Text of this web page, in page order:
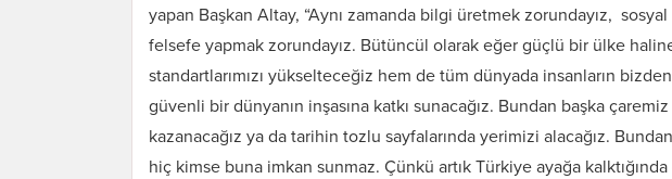
yapan Başkan Altay, “Aynı zamanda bilgi üretmek zorundayız,
felsefe yapmak zorundayız. Bütüncül olarak eğer güçlü bir ülke
standartlarımızı yükselteceğiz hem de tüm dünyada insanların
güvenli bir dünyanın inşasına katkı sunacağız. Bundan başka
kazanacağız ya da tarihin tozlu sayfalarında yerimizi alacağız.
hiç kimse buna imkan sunmaz. Çünkü artık Türkiye ayağa